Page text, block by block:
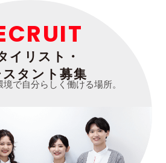
イリスト・
スタント募集
で自分らしく働ける場所。